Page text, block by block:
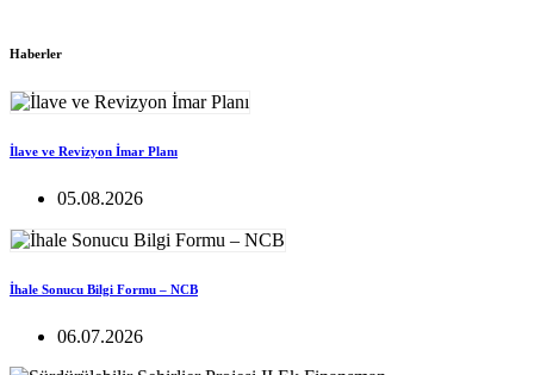
Haberler
İlave ve Revizyon İmar Planı
05.08.2026
İhale Sonucu Bilgi Formu – NCB
06.07.2026